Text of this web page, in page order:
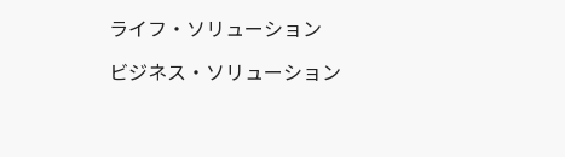
ライフ・ソリューション
ビジネス・ソリューション